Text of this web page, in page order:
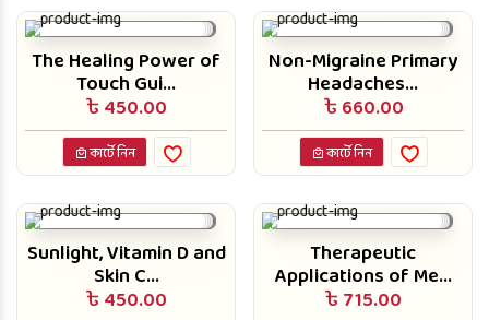
The Healing Power of
Touch Gui...
৳ 450.00
কার্টে নিন
Non-Migraine Primary
Headaches...
৳ 660.00
কার্টে নিন
Sunlight, Vitamin D and
Skin C...
৳ 450.00
Therapeutic
Applications of Me...
৳ 715.00